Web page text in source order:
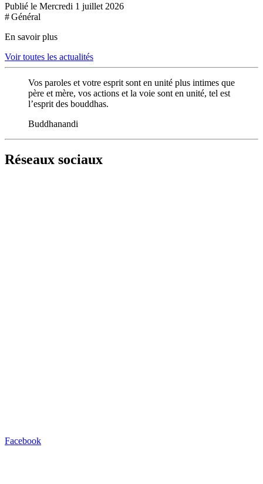
Publié le Mercredi 1 juillet 2026
# Général
En savoir plus
Voir toutes les actualités
Vos paroles et votre esprit sont en unité plus intimes que
père et mère, vos actions et la voie sont en unité, tel est
l’esprit des bouddhas.
Buddhanandi
Réseaux sociaux
Facebook